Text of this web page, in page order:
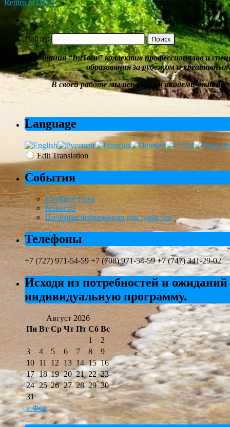
Return to ОАЭ
Найти:
Компания“IntTour” коллектив профессионалов и
образования за рубежом икреативных
В своей работе мыиспользуем академичный
Language
Edit Translation
События
Горящие туры
Новости
Полезная информация для туристов
Телефоны
+7 (727) 971-54-59 +7 (708) 971-54-59 +7 (747) 341-29-02
Исходя из потребностей и
индивидуальную программу.
Август 2026
Пн Вт Ср Чт Пт Сб Вс
« Фев
1
2
3
4 5 6 7 8
9
10 11 12 13 14 15 16
17 18 19 20 21 22 23
24 25 26 27 28 29 30
31